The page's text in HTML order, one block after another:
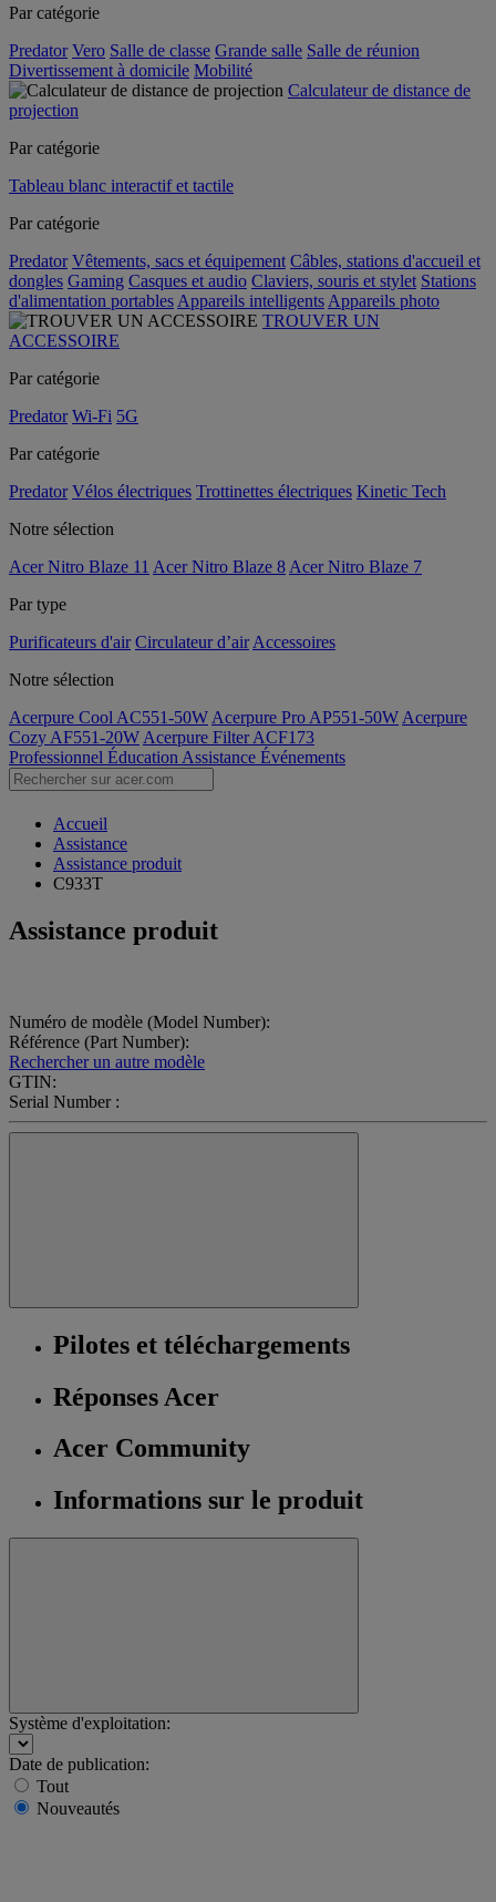
Par catégorie
Predator Vero Salle de classe Grande salle Salle de réunion
Divertissement à domicile Mobilité
Calculateur de distance de
projection
Par catégorie
Tableau blanc interactif et tactile
Par catégorie
Predator Vêtements, sacs et équipement Câbles, stations d'accueil et
dongles Gaming Casques et audio Claviers, souris et stylet Stations
d'alimentation portables Appareils intelligents Appareils photo
TROUVER UN
ACCESSOIRE
Par catégorie
Predator Wi-Fi 5G
Par catégorie
Predator Vélos électriques Trottinettes électriques Kinetic Tech
Notre sélection
Acer Nitro Blaze 11 Acer Nitro Blaze 8 Acer Nitro Blaze 7
Par type
Purificateurs d'air Circulateur d’air Accessoires
Notre sélection
Acerpure Cool AC551-50W Acerpure Pro AP551-50W Acerpure
Cozy AF551-20W Acerpure Filter ACF173
Professionnel Éducation Assistance Événements
Accueil
Assistance
Assistance produit
C933T
Assistance produit
Numéro de modèle (Model Number):
Référence (Part Number):
Rechercher un autre modèle
GTIN:
Serial Number :
Pilotes et téléchargements
Réponses Acer
Acer Community
Informations sur le produit
Système d'exploitation:
Date de publication:
Tout
Nouveautés